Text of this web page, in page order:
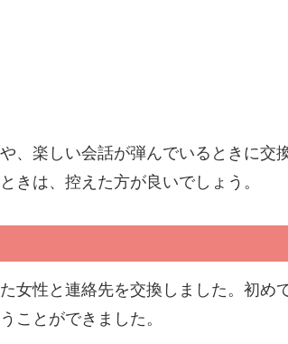
、楽しい会話が弾んでいるときに交
きは、控えた方が良いでしょう。
女性と連絡先を交換しました。初め
ことができました。